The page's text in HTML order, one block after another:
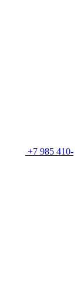
+7 985 410-